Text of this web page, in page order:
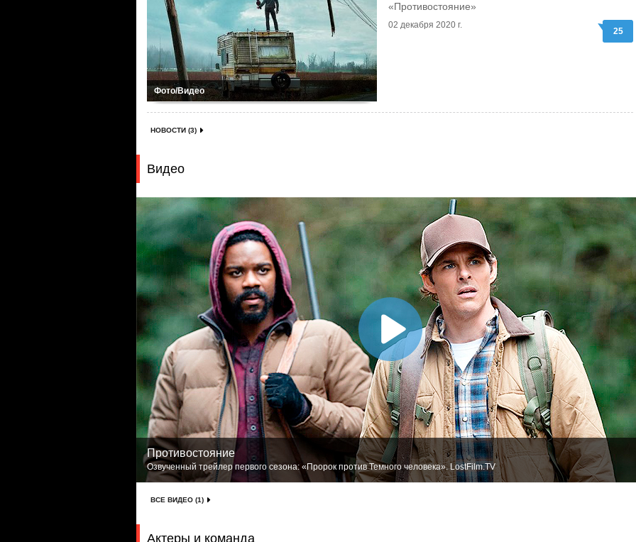
Фото/Видео
«Противостояние»
02 декабря 2020 г.
25
НОВОСТИ (3)
Видео
Противостояние
Озвученный трейлер первого сезона: «Пророк против Темного человека». LostFilm.TV
ВСЕ ВИДЕО (1)
Актеры и команда